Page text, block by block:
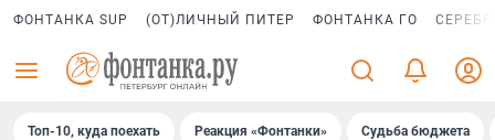
ФОНТАНКА SUP (ОТ)ЛИЧНЫЙ ПИТЕР ФОНТАНКА ГО
Топ-10, куда поехать Реакция «Фонтанки» Судьба бюджета